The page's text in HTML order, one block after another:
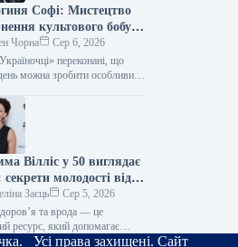
Софі: Мистецтво
культового бобу
грані розкішної
Чорна
Сер 6, 2026
переконані, що
можна зробити особливим,
Сьогодні ми розбираємося
Вілліс у 50 виглядає
молодості від
Заєць
Сер 5, 2026
та врода — це
ресурс, який допомагає
себе впевнено кожного дня.
Усі права захищені. Сайт